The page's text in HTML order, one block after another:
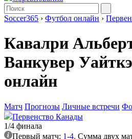
Soccer365 › Футбол онлайн ›
Кавалри
Ванкувер
онлайн
Матч Прогнозы Личные встречи
Первенство Канады
1/4 финала
Первый матч: 1-4. Сумма двух